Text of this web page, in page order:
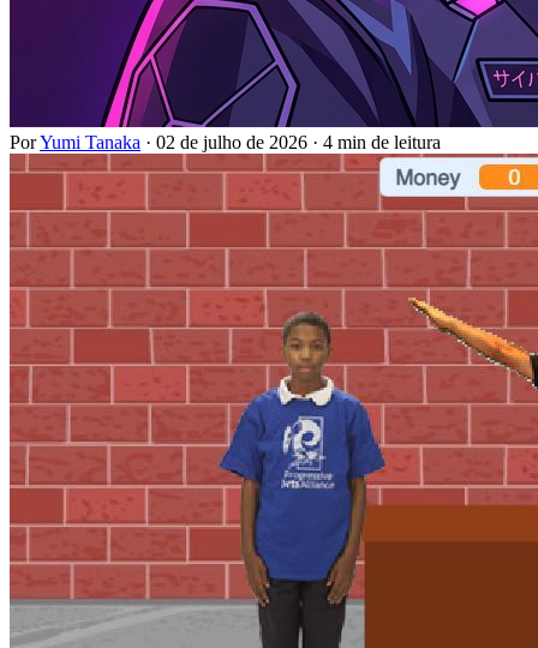
PorYumi Tanaka · 02 de julho de 2026 · 4 min de leitura